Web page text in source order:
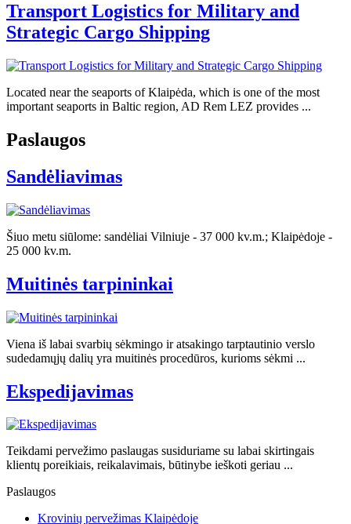
Transport Logistics for Military and
Strategic Cargo Shipping
Located near the seaports of Klaipėda, which is one of the most
important seaports in Baltic region, AD Rem LEZ provides ...
Paslaugos
Sandėliavimas
Šiuo metu siūlome: sandėliai Vilniuje - 37 000 kv.m.; Klaipėdoje -
25 000 kv.m.
Muitinės tarpininkai
Viena iš labai svarbių sėkmingo ir atsakingo tarptautinio verslo
sudedamųjų dalių yra muitinės procedūros, kurioms sėkmi ...
Ekspedijavimas
Teikdami pervežimo paslaugas susiduriame su labai skirtingais
klientų poreikiais, reikalavimais, būtinybe ieškoti geriau ...
Paslaugos
Krovinių pervežimas Klaipėdoje